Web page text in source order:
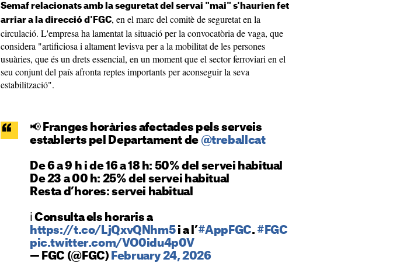
Semaf relacionats amb la seguretat del servai "mai" s'haurien fet
arriar a la direcció d'FGC, en el marc del comitè de seguretat en la
circulació. L'empresa ha lamentat la situació per la convocatòria de vaga, que
considera "artificiosa i altament levisva per a la mobilitat de les persones
usuàries, que és un drets essencial, en un moment que el sector ferroviari en el
seu conjunt del país afronta reptes importants per aconseguir la seva
estabilització".
📢 Franges horàries afectades pels serveis
establerts pel Departament de @treballcat
De 6 a 9 h i de 16 a 18 h: 50% del servei habitual
De 23 a 00 h: 25% del servei habitual
Resta d’hores: servei habitual
ℹ️ Consulta els horaris a
https://t.co/LjQxvQNhm5i a l’#AppFGC. #FGC
pic.twitter.com/VO0idu4p0V
— FGC (@FGC) February 24, 2026